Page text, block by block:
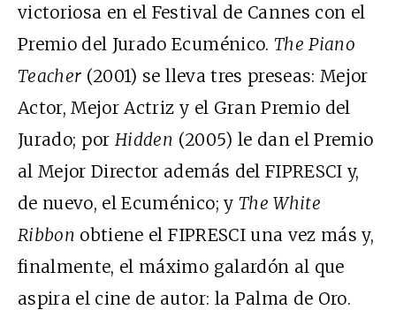
victoriosa en el Festival de Cannes con el
Premio del Jurado Ecuménico. The Piano
Teacher (2001) se lleva tres preseas: Mejor
Actor, Mejor Actriz y el Gran Premio del
Jurado; porHidden (2005) le dan el Premio
al Mejor Director además del FIPRESCI y,
de nuevo, el Ecuménico; y The White
Ribbon obtiene el FIPRESCI una vez más y,
finalmente, el máximo galardón al que
aspira el cine de autor: la Palma de Oro.